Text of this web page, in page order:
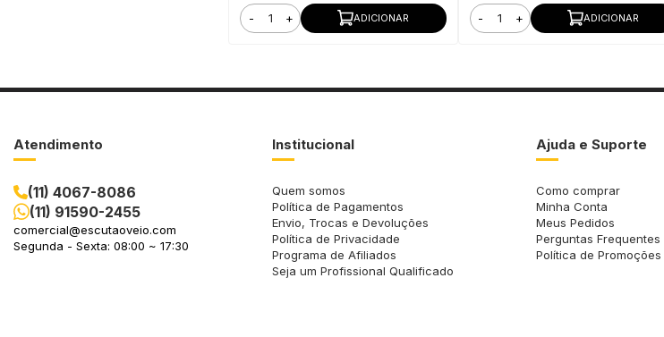
- + ADICIONAR - + ADICIONAR
Atendimento
(11) 4067-8086
(11) 91590-2455
comercial@escutaoveio.com
Segunda - Sexta: 08:00 ~ 17:30
Institucional
Quem somos
Política de Pagamentos
Envio, Trocas e Devoluções
Política de Privacidade
Programa de Afiliados
Seja um Profissional Qualificado
Ajuda e Suporte
Como comprar
Minha Conta
Meus Pedidos
Perguntas Frequentes
Política de Promoções